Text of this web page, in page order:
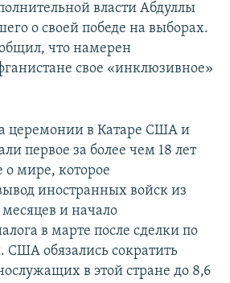
власти Абдуллы
о своей победе на выборах.
что намерен
свое «инклюзивное»
церемонии в Катаре США и
первое за более чем 18 лет
мире, которое
иностранных войск из
и начало
в марте после сделки по
обязались сократить
в этой стране до 8,6